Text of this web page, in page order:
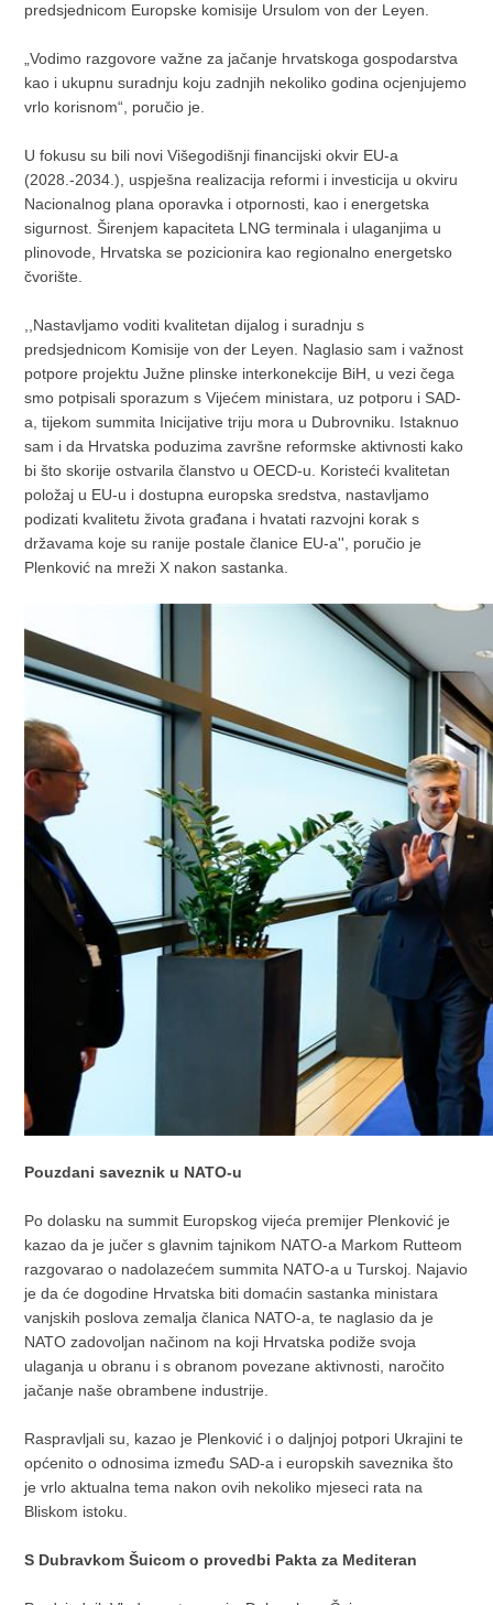
predsjednicom Europske komisije Ursulom von der Leyen.
„Vodimo razgovore važne za jačanje hrvatskoga gospodarstva
kao i ukupnu suradnju koju zadnjih nekoliko godina ocjenjujemo
vrlo korisnom“, poručio je.
U fokusu su bili novi Višegodišnji financijski okvir EU-a
(2028.-2034.), uspješna realizacija reformi i investicija u okviru
Nacionalnog plana oporavka i otpornosti, kao i energetska
sigurnost. Širenjem kapaciteta LNG terminala i ulaganjima u
plinovode, Hrvatska se pozicionira kao regionalno energetsko
čvorište.
,,Nastavljamo voditi kvalitetan dijalog i suradnju s
predsjednicom Komisije von der Leyen. Naglasio sam i važnost
potpore projektu Južne plinske interkonekcije BiH, u vezi čega
smo potpisali sporazum s Vijećem ministara, uz potporu i SAD-
a, tijekom summita Inicijative triju mora u Dubrovniku. Istaknuo
sam i da Hrvatska poduzima završne reformske aktivnosti kako
bi što skorije ostvarila članstvo u OECD-u. Koristeći kvalitetan
položaj u EU-u i dostupna europska sredstva, nastavljamo
podizati kvalitetu života građana i hvatati razvojni korak s
državama koje su ranije postale članice EU-a'', poručio je
Plenković na mreži X nakon sastanka.
Pouzdani saveznik u NATO-u
Po dolasku na summit Europskog vijeća premijer Plenković je
kazao da je jučer s glavnim tajnikom NATO-a Markom Rutteom
razgovarao o nadolazećem summita NATO-a u Turskoj. Najavio
je da će dogodine Hrvatska biti domaćin sastanka ministara
vanjskih poslova zemalja članica NATO-a, te naglasio da je
NATO zadovoljan načinom na koji Hrvatska podiže svoja
ulaganja u obranu i s obranom povezane aktivnosti, naročito
jačanje naše obrambene industrije.
Raspravljali su, kazao je Plenković i o daljnjoj potpori Ukrajini te
općenito o odnosima između SAD-a i europskih saveznika što
je vrlo aktualna tema nakon ovih nekoliko mjeseci rata na
Bliskom istoku.
S Dubravkom Šuicom o provedbi Pakta za Mediteran